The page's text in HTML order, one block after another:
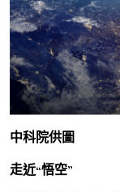
中科院供圖
走近“悟空”